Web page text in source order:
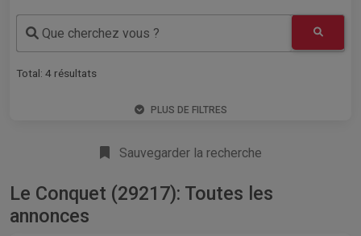
Que cherchez vous ?
Total: 4 résultats
PLUS DE FILTRES
Sauvegarder la recherche
Le Conquet (29217): Toutes les
annonces